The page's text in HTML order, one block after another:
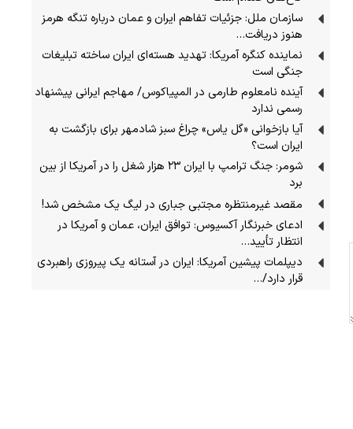
سازمان ملل: جزئیات تفاهم ایران و عمان درباره تنگه هرمز
هنوز دریافت…
نماینده کنگره آمریکا: تهدید هسته‌ای ایران ساخته تبلیغات
جنگی است
آینده نامعلوم طارمی در المپیاکوس/ مهاجم ایرانی پیشنهاد
رسمی ندارد
آیا بازخوانی «گل یاس» چراغ سبز شادمهر برای بازگشت به
ایران است؟
شومر: جنگ ترامپ با ایران ۲۳ هزار شغل را در آمریکا از بین
برد
مقصد غیرمنتظره مجتبی جباری در لیگ یک مشخص شد!
ادعای خبرنگار آکسیوس: توافق ایران، عمان و آمریکا در
انتظار تأیید…
دیپلمات پیشین آمریکا: ایران در آستانه یک پیروزی راهبردی
قرار دارد/…